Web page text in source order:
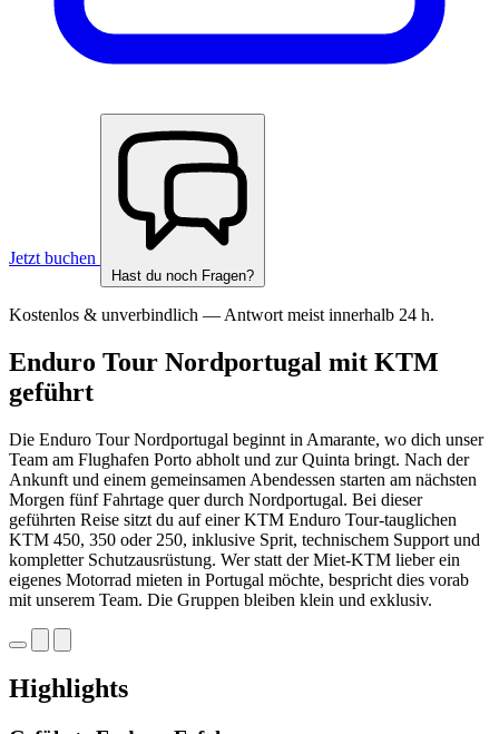
Jetzt buchen
Hast du noch Fragen?
Kostenlos & unverbindlich — Antwort meist innerhalb 24 h.
Enduro Tour Nordportugal mit KTM
geführt
Die Enduro Tour Nordportugal beginnt in Amarante, wo dich unser
Team am Flughafen Porto abholt und zur Quinta bringt. Nach der
Ankunft und einem gemeinsamen Abendessen starten am nächsten
Morgen fünf Fahrtage quer durch Nordportugal. Bei dieser
geführten Reise sitzt du auf einer KTM Enduro Tour-tauglichen
KTM 450, 350 oder 250, inklusive Sprit, technischem Support und
kompletter Schutzausrüstung. Wer statt der Miet-KTM lieber ein
eigenes Motorrad mieten in Portugal möchte, bespricht dies vorab
mit unserem Team. Die Gruppen bleiben klein und exklusiv.
Highlights